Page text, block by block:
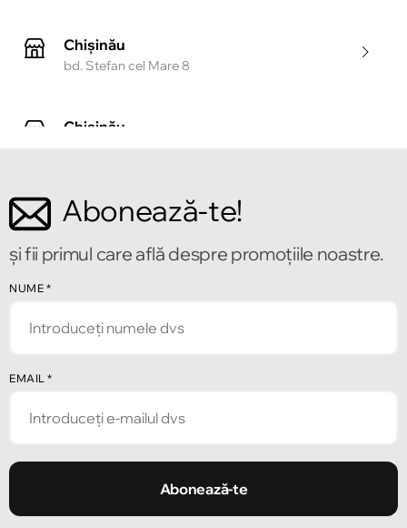
Chișinău
bd. Stefan cel Mare 8
Chișinău
Chișinău
Abonează-te!
și fii primul care află despre promoțiile noastre.
NUME *
EMAIL *
Abonează-te